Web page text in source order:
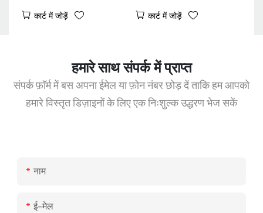
कार्ट में जोड़ें कार्ट में जोड़ें
हमारे साथ संपर्क में प्राप्त
संपर्क फ़ॉर्म में बस अपना ईमेल या फ़ोन नंबर छोड़ दें ताकि हम आपको
हमारे विस्तृत डिज़ाइनों के लिए एक निःशुल्क उद्धरण भेज सकें
नाम
ई-मेल